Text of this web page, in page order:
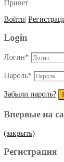
Привет
Войти|
Login
Логин*
Пароль*
Забыли пароль?
Впервые на
(закрыть)
Регистрация